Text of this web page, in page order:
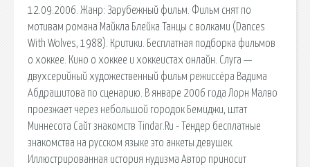
12.09.2006. Жанр: Зарубежный фильм. Фильм снят по
мотивам романа Майкла Блейка Танцы с волками (Dances
With Wolves, 1988). Критики. Бесплатная подборка фильмов
о хоккее. Кино о хоккее и хоккеистах онлайн. Слуга —
двухсерийный художественный фильм режиссёра Вадима
Абдрашитова по сценарию. В январе 2006 года Лорн Малво
проезжает через небольшой городок Бемиджи, штат
Миннесота Сайт знакомств Tindar.Ru - Тендер бесплатные
знакомства на русском языке это анкеты девушек.
Иллюстрированная история нудизма Автор приносит